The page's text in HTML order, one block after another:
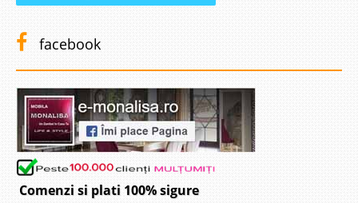
facebook
Comenzi si plati 100% sigure